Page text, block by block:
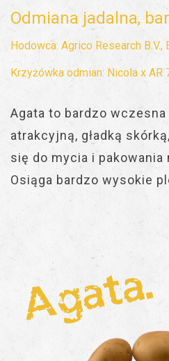
Odmiana jadalna,
Hodowca: Agrico Research B.V.,
Krzyżówka odmian: Nicola x AR
Agata to bardzo
atrakcyjną, gładką
się do mycia i pakowania
Osiąga bardzo wysokie